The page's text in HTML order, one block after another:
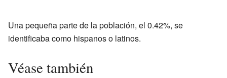
Una pequeña parte de la población, el 0.42%, se
identificaba como hispanos o latinos.
Véase también